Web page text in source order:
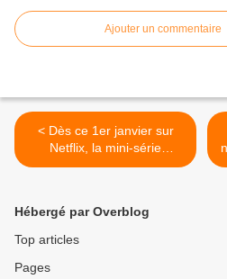
Ajouter un commentaire
< Dès ce 1er janvier sur
Netflix, la mini-série
britannique Tu me manques
Hébergé par Overblog
Top articles
Pages